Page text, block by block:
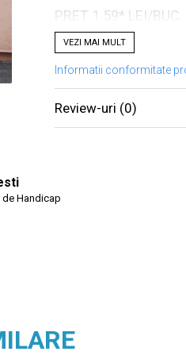
PREŢ 1.59* LEI/BUC.
VEZI MAI MULT
Informatii conformitate
Review-uri (0)
Handicap